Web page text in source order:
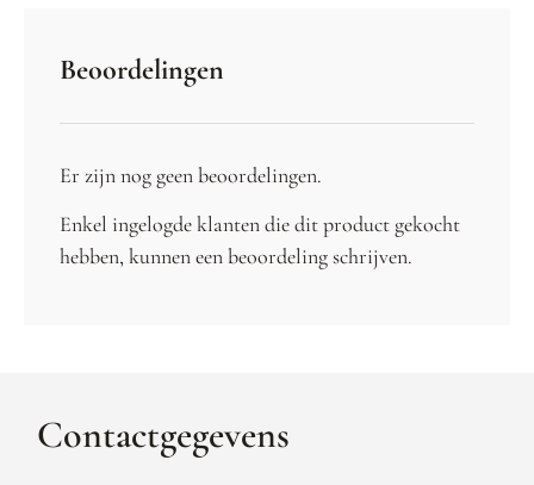
Beoordelingen
Er zijn nog geen beoordelingen.
Enkel ingelogde klanten die dit product gekocht
hebben, kunnen een beoordeling schrijven.
Contactgegevens